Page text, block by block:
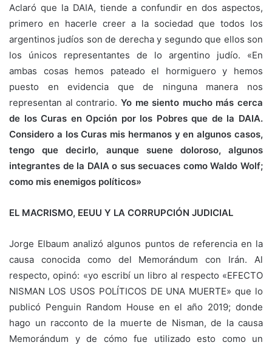
Aclaró que la DAIA, tiende a confundir en dos aspectos,
primero en hacerle creer a la sociedad que todos los
argentinos judíos son de derecha y segundo que ellos son
los únicos representantes de lo argentino judío. «En
ambas cosas hemos pateado el hormiguero y hemos
puesto en evidencia que de ninguna manera nos
representan al contrario. Yo me siento mucho más cerca
de los Curas en Opción por los Pobres que de la DAIA.
Considero a los Curas mis hermanos y en algunos casos,
tengo que decirlo, aunque suene doloroso, algunos
integrantes de la DAIA o sus secuaces como Waldo Wolf;
como mis enemigos políticos»
EL MACRISMO, EEUU Y LA CORRUPCIÓN JUDICIAL
Jorge Elbaum analizó algunos puntos de referencia en la
causa conocida como del Memorándum con Irán. Al
respecto, opinó: «yo escribí un libro al respecto «EFECTO
NISMAN LOS USOS POLÍTICOS DE UNA MUERTE» que lo
publicó Penguin Random House en el año 2019; donde
hago un racconto de la muerte de Nisman, de la causa
Memorándum y de cómo fue utilizado esto como un